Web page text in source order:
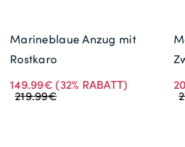
Marineblaue Anzug mit
Rostkaro
149.99€(32% RABATT)
219.99€